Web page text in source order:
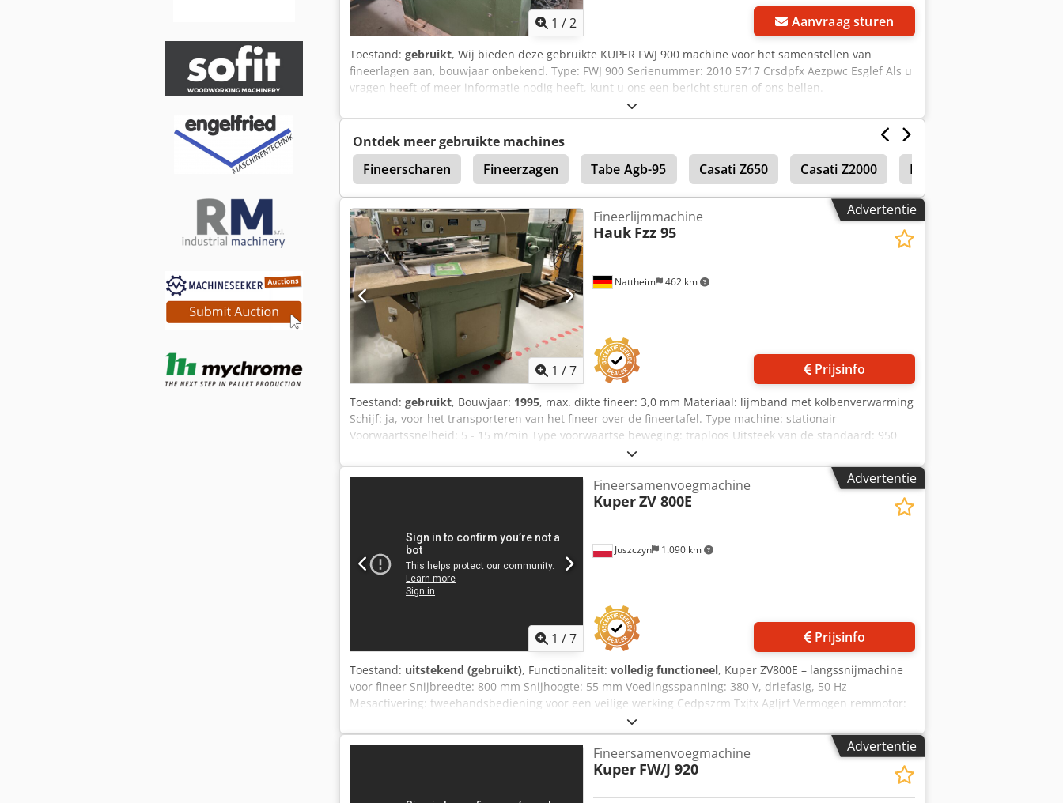
1 /2 Aanvraag sturen
Toestand: gebruikt, Wij bieden deze gebruikte KUPER FWJ 900 machine voor het samenstellen van
fineerlagen aan, bouwjaar onbekend. Type: FWJ 900 Serienummer: 2010 5717 Crsdpfx Aezpwc Esglef Als u
vragen heeft of meer informatie nodig heeft, kunt u ons een bericht sturen of ons bellen.
Ontdek meer gebruikte machines
Fineerscharen
Fineerzagen Tabe Agb-95 Casati Z650 Casati Z2000 Kuper Fwm 630
Haug Compressor
Advertentie
1 /7
Nattheim 462 km
Fineerlijmmachine
Hauk Fzz 95
Prijsinfo
Toestand: gebruikt, Bouwjaar: 1995, max. dikte fineer: 3,0 mm Materiaal: lijmband met kolbenverwarming
Schijf: ja, voor het transporteren van het fineer over de fineertafel. Type machine: stationair
Voorwaartssnelheid: 5 - 15 m/min Type voorwaartse beweging: traploos Uitsteek van de standaard: 950
mm Credezkh S Hjpfx Aglef Werkhoogte respectievelijk hoogte van de aanvoertafel: 940 mm Beschrijving:
de lijmband komt van onderen, de buitenkant van het fineer is altijd zichtbaar, met automatische dikte-
en tolerantiecompensatie. Gewicht ca.: 400 kg Afmetingen: 1700 x 900 x 1550 mm Motorvermogen: 0,8 kW
Advertentie
1 /7
Juszczyn 1.090 km
Fineersamenvoegmachine
KuperZV 800E
Prijsinfo
Toestand: uitstekend (gebruikt), Functionaliteit: volledig functioneel, Kuper ZV800E – langssnijmachine
voor fineer Snijbreedte: 800 mm Snijhoogte: 55 mm Voedingsspanning: 380 V, driefasig, 50 Hz
Mesactivering: tweehandsbediening voor een veilige werking Cedpszrm Txjfx Agljrf Vermogen remmotor:
Advertentie
Fineersamenvoegmachine
Kuper FW/J 920